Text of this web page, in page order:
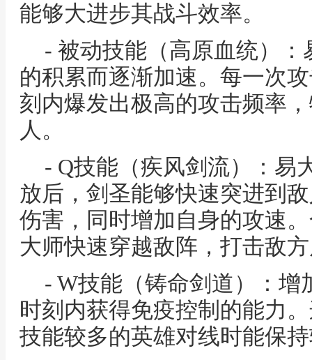
能够大进步其战斗效率。
- 被动技能（高原血统）
的积累而逐渐加速。每一次
刻内爆发出极高的攻击频率
人。
- Q技能（疾风剑流）：易
放后，剑圣能够快速突进到
伤害，同时增加自身的攻速
大师快速穿越敌阵，打击敌
- W技能（铸命剑道）：
时刻内获得免疫控制的能力
技能较多的英雄对线时能保